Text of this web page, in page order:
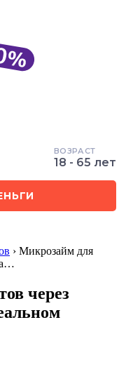
ВОЗРАСТ
18 - 65 лет
› Микрозайм для
через